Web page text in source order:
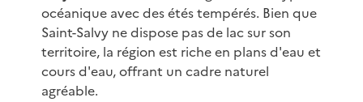
océanique avec des étés tempérés. Bien que
Saint-Salvy ne dispose pas de lac sur son
territoire, la région est riche en plans d'eau et
cours d'eau, offrant un cadre naturel
agréable.